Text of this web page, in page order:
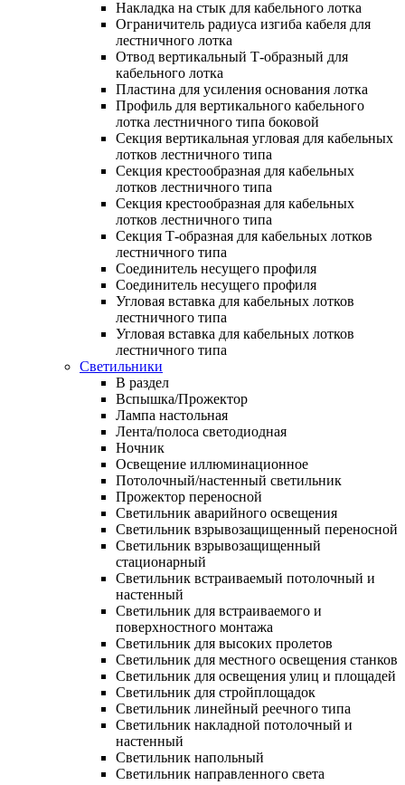
Накладка на стык для кабельного лотка
Ограничитель радиуса изгиба кабеля для
лестничного лотка
Отвод вертикальный Т-образный для
кабельного лотка
Пластина для усиления основания лотка
Профиль для вертикального кабельного
лотка лестничного типа боковой
Секция вертикальная угловая для кабельных
лотков лестничного типа
Секция крестообразная для кабельных
лотков лестничного типа
Секция крестообразная для кабельных
лотков лестничного типа
Секция Т-образная для кабельных лотков
лестничного типа
Соединитель несущего профиля
Соединитель несущего профиля
Угловая вставка для кабельных лотков
лестничного типа
Угловая вставка для кабельных лотков
лестничного типа
Светильники
В раздел
Вспышка/Прожектор
Лампа настольная
Лента/полоса светодиодная
Ночник
Освещение иллюминационное
Потолочный/настенный светильник
Прожектор переносной
Светильник аварийного освещения
Светильник взрывозащищенный переносной
Светильник взрывозащищенный
стационарный
Светильник встраиваемый потолочный и
настенный
Светильник для встраиваемого и
поверхностного монтажа
Светильник для высоких пролетов
Светильник для местного освещения станков
Светильник для освещения улиц и площадей
Светильник для стройплощадок
Светильник линейный реечного типа
Светильник накладной потолочный и
настенный
Светильник напольный
Светильник направленного света